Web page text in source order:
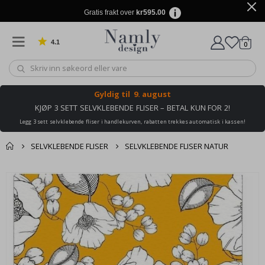
Gratis frakt over kr595.00
4.1 Basert på 1030 stemmer 0varer
Gyldig til 9. august
KJØP 3 SETT SELVKLEBENDE FLISER – BETAL KUN FOR 2!
Legg 3 sett selvklebende fliser i handlekurven, rabatten trekkes automatisk i kassen!
SELVKLEBENDE FLISER SELVKLEBENDE FLISER NATUR
Andre kjøpte
produkter
Gå
slutten
av
bildegalleri